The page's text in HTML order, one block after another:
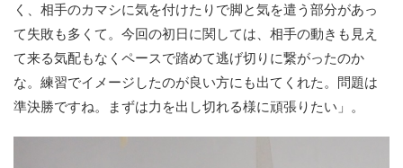
く、相手のカマシに気を付けたりで脚と気を遣う部分があっ
て失敗も多くて。今回の初日に関しては、相手の動きも見え
て来る気配もなくペースで踏めて逃げ切りに繋がったのか
な。練習でイメージしたのが良い方にも出てくれた。問題は
準決勝ですね。まずは力を出し切れる様に頑張りたい」。